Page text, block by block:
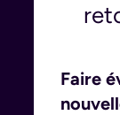
Faire